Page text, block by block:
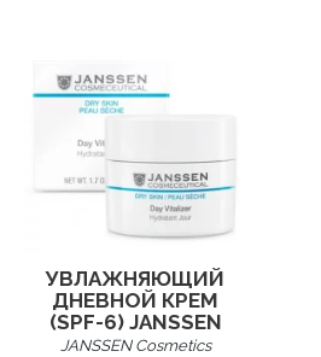
УВЛАЖНЯЮЩИЙ
ДНЕВНОЙ КРЕМ
(SPF-6) JANSSEN
JANSSEN Cosmetics